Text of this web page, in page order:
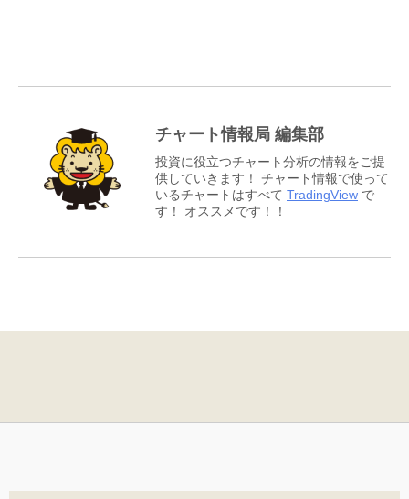
チャート情報局 編集部
投資に役立つチャート分析の情報をご提
供していきます！ チャート情報で使って
いるチャートはすべて TradingView で
す！ オススメです！！